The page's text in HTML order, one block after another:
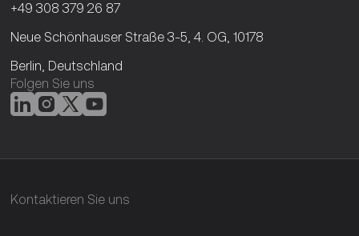
+49 308 379 26 87
Neue Schönhauser Straße 3-5, 4. OG, 10178
Berlin, Deutschland
Folgen Sie uns
Kontaktieren Sie uns